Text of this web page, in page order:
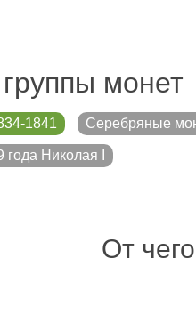
монет
1841 Серебряные
Николая I
От